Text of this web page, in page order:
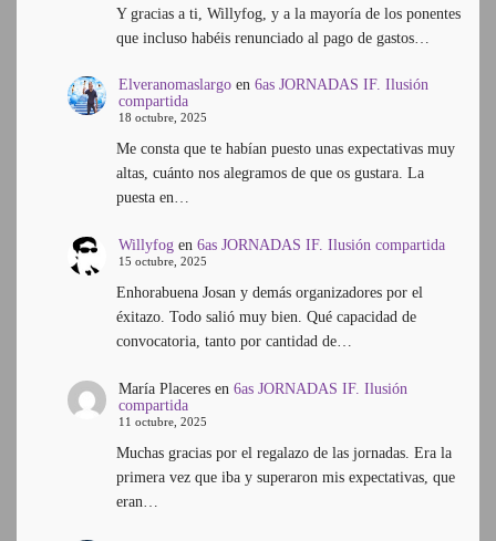
Y gracias a ti, Willyfog, y a la mayoría de los ponentes
que incluso habéis renunciado al pago de gastos…
Elveranomaslargoen 6as JORNADAS IF. Ilusión
compartida
18 octubre, 2025
Me consta que te habían puesto unas expectativas muy
altas, cuánto nos alegramos de que os gustara. La
puesta en…
Willyfogen 6as JORNADAS IF. Ilusión compartida
15 octubre, 2025
Enhorabuena Josan y demás organizadores por el
éxitazo. Todo salió muy bien. Qué capacidad de
convocatoria, tanto por cantidad de…
María Placeresen 6as JORNADAS IF. Ilusión
compartida
11 octubre, 2025
Muchas gracias por el regalazo de las jornadas. Era la
primera vez que iba y superaron mis expectativas, que
eran…